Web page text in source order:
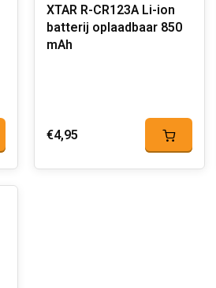
XTAR R-CR123A Li-ion
batterij oplaadbaar 850
mAh
€4,95